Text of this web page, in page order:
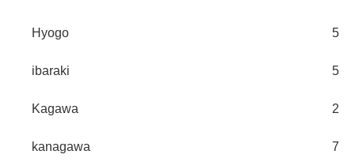
Hyogo 5
ibaraki 5
Kagawa 2
kanagawa 7